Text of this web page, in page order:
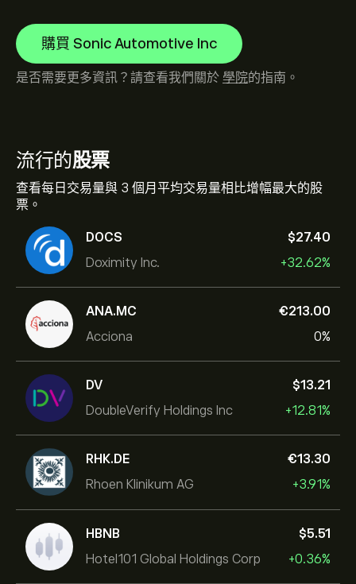
流行的股票
查看每日交易量與 3 個月平均交易量相比增幅最大的股
票。
DOCS
Doximity Inc.
‎$‎27.40
+32.62%
ANA.MC
Acciona
‎€‎213.00
0%
DV
DoubleVerify Holdings Inc
‎$‎13.21
+12.81%
RHK.DE
Rhoen Klinikum AG
‎€‎13.30
+3.91%
HBNB
Hotel101 Global Holdings Corp
‎$‎5.51
+0.36%
購買 Sonic Automotive Inc
是否需要更多資訊？請查看我們關於 學院的指南。